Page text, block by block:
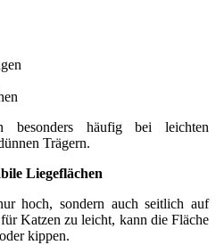
besonders häufig bei leichten
Trägern.
Liegeflächen
hoch, sondern auch seitlich auf
Katzen zu leicht, kann die Fläche
kippen.